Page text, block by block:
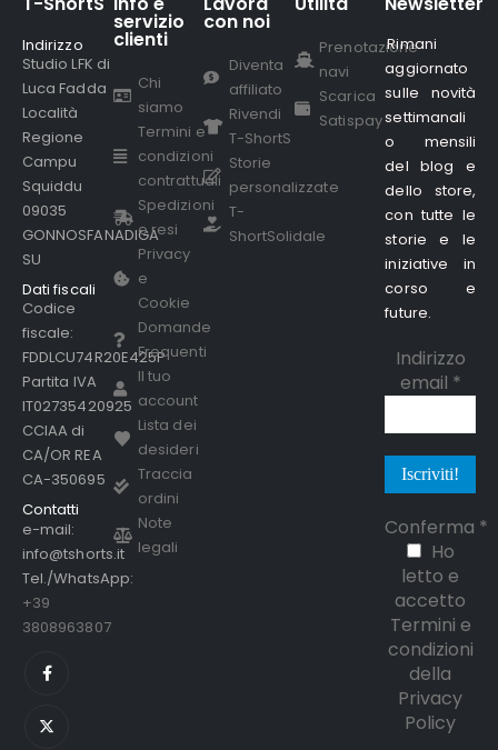
Indirizzo
Studio LFK di
Luca Fadda
Località
Regione
Campu
Squiddu
09035
GONNOSFANADIGA
SU
Dati fiscali
Codice
fiscale:
FDDLCU74R20E425P
Partita IVA
IT02735420925
CCIAA di
CA/OR REA
CA-350695
Contatti
e-mail:
info@tshorts.it
Tel./WhatsApp:
+39
3808963807
servizio
clienti
Chi
siamo
Termini e
condizioni
contrattuali
Spedizioni
e resi
Privacy
e
Cookie
Domande
Frequenti
Il tuo
account
Lista dei
desideri
Traccia
ordini
Note
legali
con noi
Diventa
affiliato
Rivendi
T-ShortS
Storie
personalizzate
T-
ShortSolidale
Prenotazione
navi
Scarica
Satispay
.Rimani
aggiornato
sulle novità
settimanali
o mensili
del blog e
dello store,
con tutte le
storie e le
iniziative in
corso e
future.
Indirizzo
email *
Conferma *
Ho
letto e
accetto
Termini e
condizioni
della
Privacy
Policy